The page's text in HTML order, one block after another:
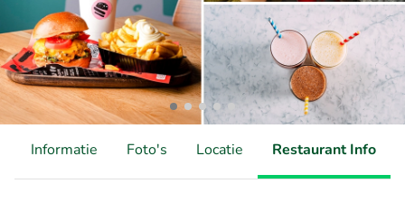
Informatie Foto's Locatie Restaurant Info